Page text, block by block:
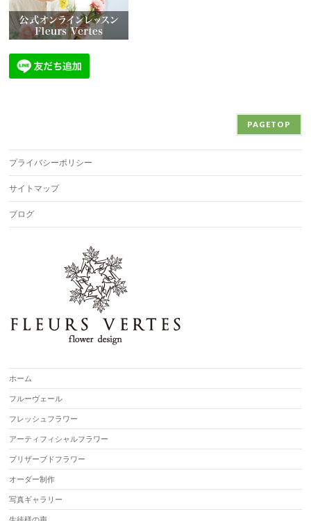
PAGETOP
プライバシーポリシー
サイトマップ
ブログ
ホーム
フルーヴェール
フレッシュフラワー
アーティフィシャルフラワー
プリザーブドフラワー
オーダー制作
写真ギャラリー